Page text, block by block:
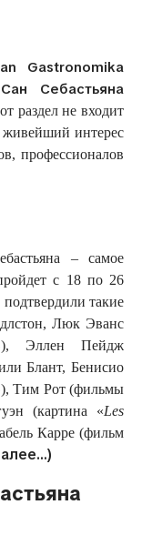
Gastronomika
Себастьяна
раздел не входит
интерес
профессионалов
– самое
с 18 по 26
такие
Люк Эванс
), Эллен Пейдж
Блант, Бенисио
), Тим Рот (фильмы
(картина «Les
Карре (фильм